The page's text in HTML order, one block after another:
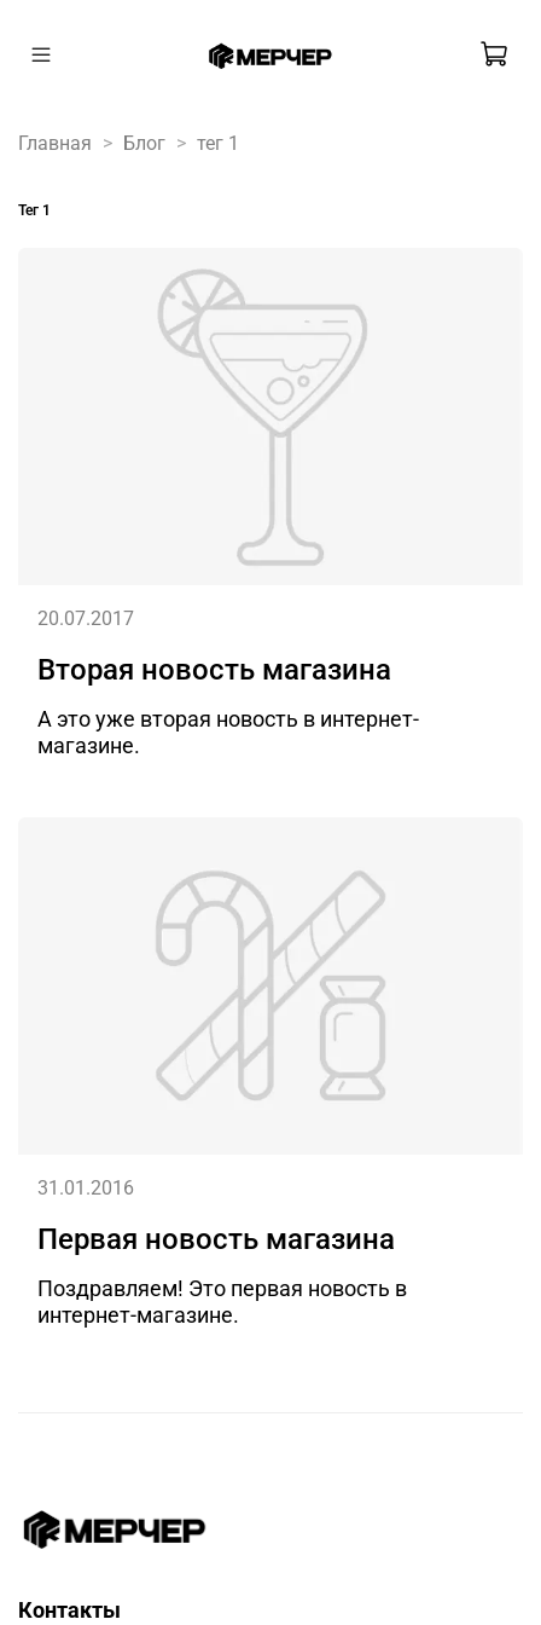
Главная Блог тег 1
тег 1
Вторая новость магазина
А это уже вторая новость в интернет-
магазине.
20.07.2017
Первая новость магазина
Поздравляем! Это первая новость в
интернет-магазине.
31.01.2016
Контакты